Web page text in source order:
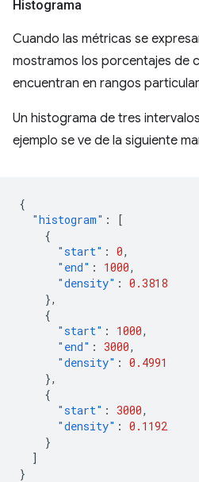
Histograma
Cuando las métricas se
mostramos los porcentajes de
encuentran en rangos
Un histograma de tres
ejemplo se ve de la siguiente
{
"histogram" :
[
{
"start" : 0,
"end" : 1000,
"density" : 0.3818
},
{
"start" : 1000,
"end" : 3000,
"density" : 0.4991
},
{
"start" : 3000,
"density" : 0.1192
}
]
}